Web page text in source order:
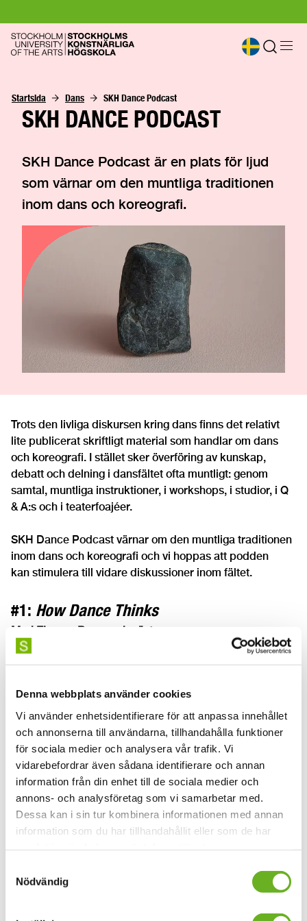
Denna webbplats använder cookies
Vi använder enhetsidentifierare för att anpassa innehållet
och annonserna till användarna, tillhandahålla funktioner
för sociala medier och analysera vår trafik. Vi
vidarebefordrar även sådana identifierare och annan
information från din enhet till de sociala medier och
annons- och analysföretag som vi samarbetar med.
Dessa kan i sin tur kombinera informationen med annan
information som du har tillhandahållit eller som de har
Nödvändig
Startsida Dans SKH Dance Podcast
SKH DANCE PODCAST
SKH Dance Podcast är en plats för ljud
som värnar om den muntliga traditionen
inom dans och koreografi.
Trots den livliga diskursen kring dans finns det relativt
lite publicerat skriftligt material som handlar om dans
och koreografi. I stället sker överföring av kunskap,
debatt och delning i dansfältet ofta muntligt: ​​genom
samtal, muntliga instruktioner, i workshops, i studior, i Q
& A:s och i teaterfoajéer.
SKH Dance Podcast värnar om den muntliga traditionen
inom dans och koreografi och vi hoppas att podden
kan stimulera till vidare diskussioner inom fältet.
#1: How Dance Thinks
Med Eleanor Bauer och gäster
Den första upplagan av SKH Dance Podcast heter How
(doktorand i koreografi på
SKH) forskningsprojekt CHOREO|GRAPHY.
Läs mer om podcasten här
#2:Audioreflection pod
Om konstnärlig praktik med NPP
Den andra upplagan,Audioreflection pod,har tagits
fram av fjorton konstnärer som del av deras studier på
masterprogrammet Nya performativa praktiker (NPP) på
SKH.